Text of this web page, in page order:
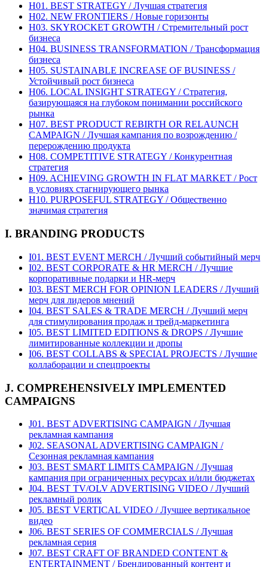
H01. BEST STRATEGY / Лучшая стратегия
H02. NEW FRONTIERS / Новые горизонты
H03. SKYROCKET GROWTH / Стремительный рост
бизнеса
H04. BUSINESS TRANSFORMATION / Трансформация
бизнеса
H05. SUSTAINABLE INCREASE OF BUSINESS /
Устойчивый рост бизнеса
H06. LOCAL INSIGHT STRATEGY / Стратегия,
базирующаяся на глубоком понимании российского
рынка
H07. BEST PRODUCT REBIRTH OR RELAUNCH
CAMPAIGN / Лучшая кампания по возрождению /
перерождению продукта
H08. COMPETITIVE STRATEGY / Конкурентная
стратегия
H09. ACHIEVING GROWTH IN FLAT MARKET / Рост
в условиях стагнирующего рынка
H10. PURPOSEFUL STRATEGY / Общественно
значимая стратегия
I. BRANDING PRODUCTS
I01. BEST EVENT MERCH / Лучший событийный мерч
I02. BEST CORPORATE & HR MERCH / Лучшие
корпоративные подарки и HR-мерч
I03. BEST MERCH FOR OPINION LEADERS / Лучший
мерч для лидеров мнений
I04. BEST SALES & TRADE MERCH / Лучший мерч
для стимулирования продаж и трейд-маркетинга
I05. BEST LIMITED EDITIONS & DROPS / Лучшие
лимитированные коллекции и дропы
I06. BEST COLLABS & SPECIAL PROJECTS / Лучшие
коллаборации и спецпроекты
J. COMPREHENSIVELY IMPLEMENTED
CAMPAIGNS
J01. BEST ADVERTISING CAMPAIGN / Лучшая
рекламная кампания
J02. SEASONAL ADVERTISING CAMPAIGN /
Сезонная рекламная кампания
J03. BEST SMART LIMITS CAMPAIGN / Лучшая
кампания при ограниченных ресурсах и/или бюджетах
J04. BEST TV/OLV ADVERTISING VIDEO / Лучший
рекламный ролик
J05. BEST VERTICAL VIDEO / Лучшее вертикальное
видео
J06. BEST SERIES OF COMMERCIALS / Лучшая
рекламная серия
J07. BEST CRAFT OF BRANDED CONTENT &
ENTERTAINMENT / Брендированный контент и